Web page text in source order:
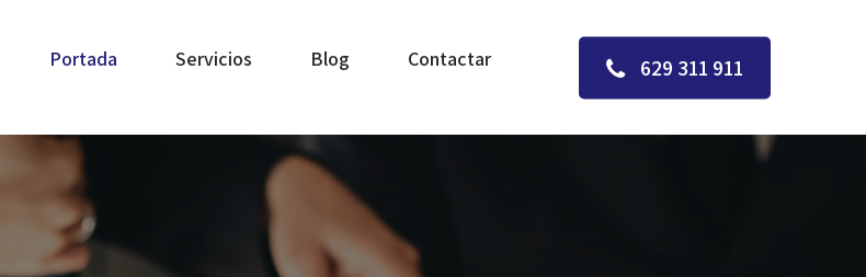
629 311 911
Portada Servicios Blog Contactar